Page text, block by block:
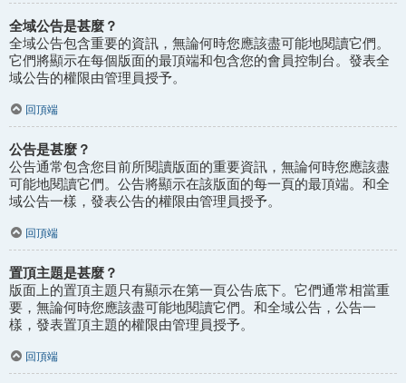
全域公告是甚麼？
全域公告包含重要的資訊，無論何時您應該盡可能地閱讀它們。
它們將顯示在每個版面的最頂端和包含您的會員控制台。發表全
域公告的權限由管理員授予。
回頂端
公告是甚麼？
公告通常包含您目前所閱讀版面的重要資訊，無論何時您應該盡
可能地閱讀它們。公告將顯示在該版面的每一頁的最頂端。和全
域公告一樣，發表公告的權限由管理員授予。
回頂端
置頂主題是甚麼？
版面上的置頂主題只有顯示在第一頁公告底下。它們通常相當重
要，無論何時您應該盡可能地閱讀它們。和全域公告，公告一
樣，發表置頂主題的權限由管理員授予。
回頂端